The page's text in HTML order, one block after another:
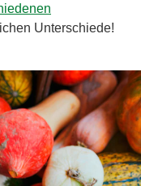
Unterschiede!